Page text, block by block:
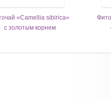
«Camellia sibirica»
с золотым корнем